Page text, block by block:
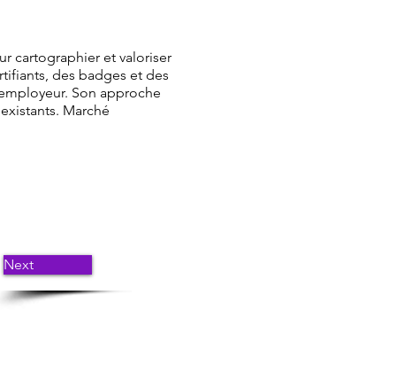
cartographier et valoriser
des badges et des
Son approche
Marché
Next